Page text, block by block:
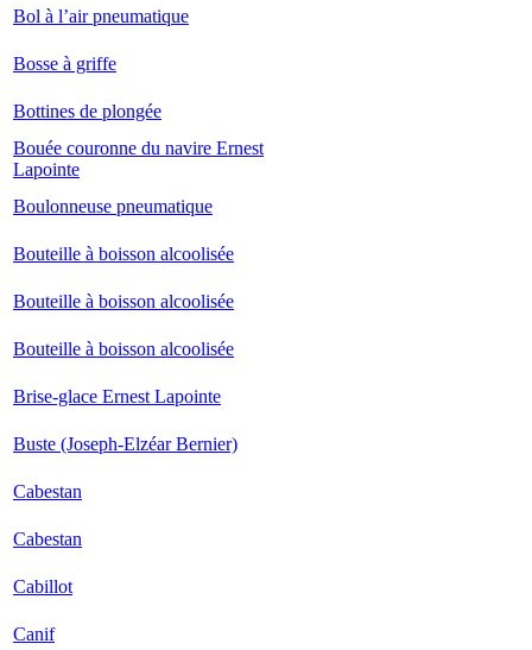
Bol à l’air pneumatique
Bosse à griffe
Bottines de plongée
Bouée couronne du navire Ernest
Lapointe
Boulonneuse pneumatique
Bouteille à boisson alcoolisée
Bouteille à boisson alcoolisée
Bouteille à boisson alcoolisée
Brise-glace Ernest Lapointe
Buste (Joseph-Elzéar Bernier)
Cabestan
Cabestan
Cabillot
Canif